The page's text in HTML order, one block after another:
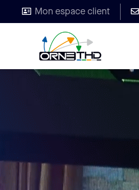
Mon espace client